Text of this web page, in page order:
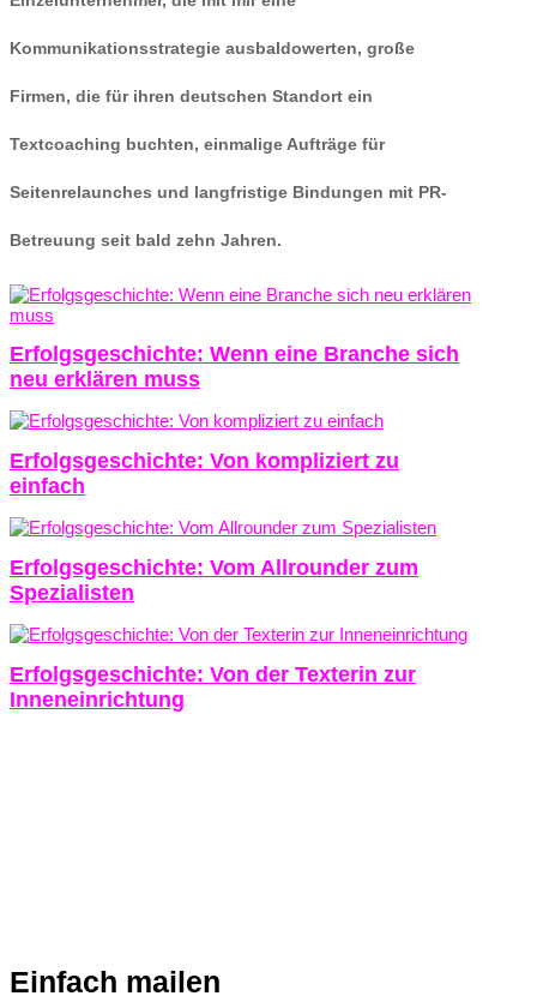
Kommunikationsstrategie ausbaldowerten, große
Firmen, die für ihren deutschen Standort ein
Textcoaching buchten, einmalige Aufträge für
Seitenrelaunches und langfristige Bindungen mit PR-
Betreuung seit bald zehn Jahren.
Erfolgsgeschichte: Wenn eine Branche sich
neu erklären muss
Erfolgsgeschichte: Von kompliziert zu
einfach
Erfolgsgeschichte: Vom Allrounder zum
Spezialisten
Erfolgsgeschichte: Von der Texterin zur
Inneneinrichtung
Einfach mailen